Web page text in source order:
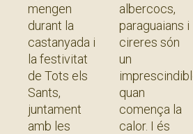
mengen
durant la
castanyada i
la festivitat
de Tots els
Sants,
juntament
amb les
albercocs,
paraguaians i
cireres són
un
imprescindible
quan
comença la
calor. I és